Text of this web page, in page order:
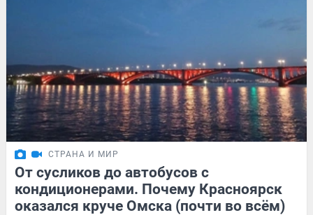
СТРАНА И МИР
От сусликов до автобусов с
кондиционерами. Почему Красноярск
оказался круче Омска (почти во всём)